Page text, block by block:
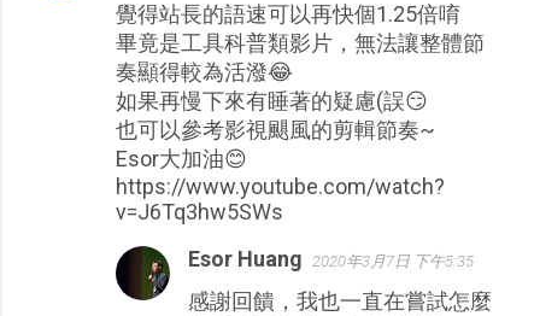
覺得站長的語速可以再快個1.25倍唷
畢竟是工具科普類影片，無法讓整體節
奏顯得較為活潑😂
如果再慢下來有睡著的疑慮(誤😏
也可以參考影視颶風的剪輯節奏~
Esor大加油😊
https://www.youtube.com/watch?
v=J6Tq3hw5SWs
Esor Huang 2020年3月7日 下午5:35
感謝回饋，我也一直在嘗試怎麼